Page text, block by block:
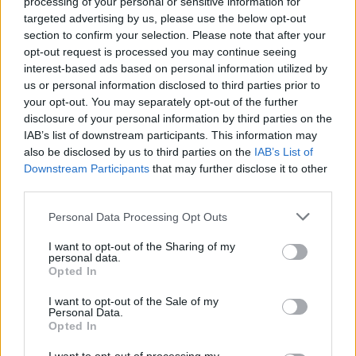
targeted advertising by us, please use the below opt-out
section to confirm your selection. Please note that after your
opt-out request is processed you may continue seeing
interest-based ads based on personal information utilized by
us or personal information disclosed to third parties prior to
your opt-out. You may separately opt-out of the further
disclosure of your personal information by third parties on the
IAB’s list of downstream participants. This information may
also be disclosed by us to third parties on the IAB’s List of
Downstream Participants that may further disclose it to other
Personal Data Processing Opt Outs
I want to opt-out of the Sharing of my
personal data.
Opted In
I want to opt-out of the Sale of my
Personal Data.
Opted In
Εκείνο που δεν θα έβλεπαν είναι οι
αφίσες προβολής της εκδήλωσης, όπως
αδιάλλειπτα συνέβαινε για πάνω από
δέκα χρόνια. Πότε στο παρελθόν
απορρίφθηκε το σχετικό αίτημα από την
ΣΤΑΣΥ; Το 2013- κρατήστε το. Όλως
τυχαίως, και το ΕΣΡ είχε απορρίψει τότε
το αίτημα προβολής του σχετικού
διαφημιστικού σποτ.
Έγινε λιγότερο φιλελεύθερος και συμπεριληπτικός
ο πρωθυπουργός